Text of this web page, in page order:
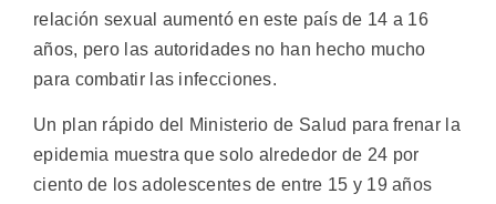
relación sexual aumentó en este país de 14 a 16
años, pero las autoridades no han hecho mucho
para combatir las infecciones.
Un plan rápido del Ministerio de Salud para frenar la
epidemia muestra que solo alrededor de 24 por
ciento de los adolescentes de entre 15 y 19 años